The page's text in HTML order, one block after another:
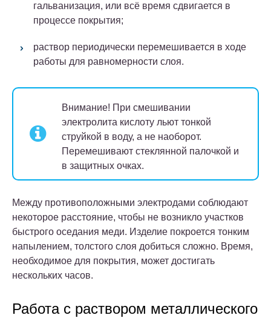
гальванизация, или всё время сдвигается в
процессе покрытия;
раствор периодически перемешивается в ходе
работы для равномерности слоя.
Внимание! При смешивании
электролита кислоту льют тонкой
струйкой в воду, а не наоборот.
Перемешивают стеклянной палочкой и
в защитных очках.
Между противоположными электродами соблюдают
некоторое расстояние, чтобы не возникло участков
быстрого оседания меди. Изделие покроется тонким
напылением, толстого слоя добиться сложно. Время,
необходимое для покрытия, может достигать
нескольких часов.
Работа с раствором металлического